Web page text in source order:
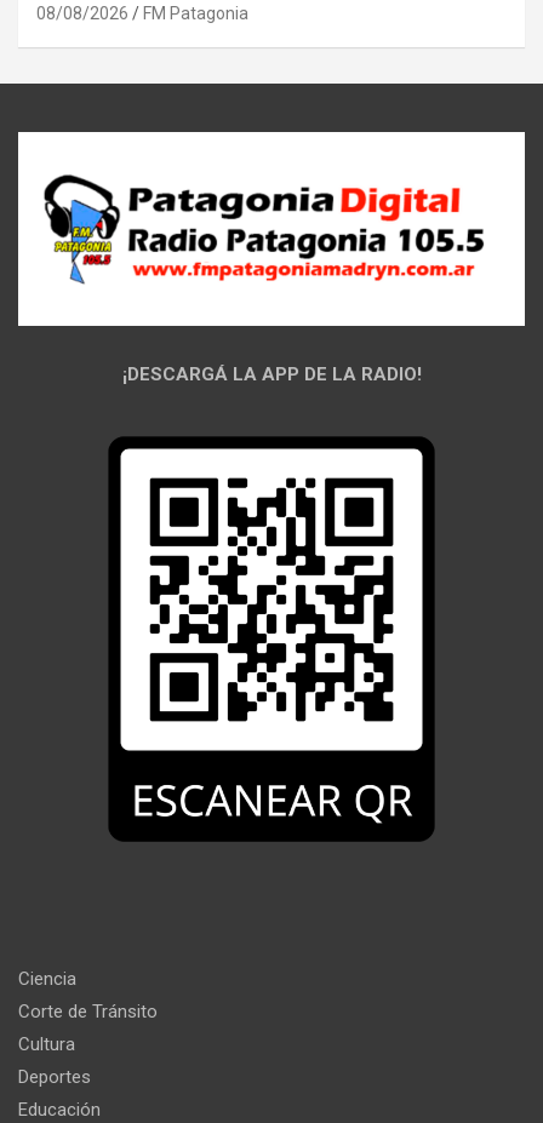
08/08/2026 FM Patagonia
¡DESCARGÁ LA APP DE LA RADIO!
Ciencia
Corte de Tránsito
Cultura
Deportes
Educación